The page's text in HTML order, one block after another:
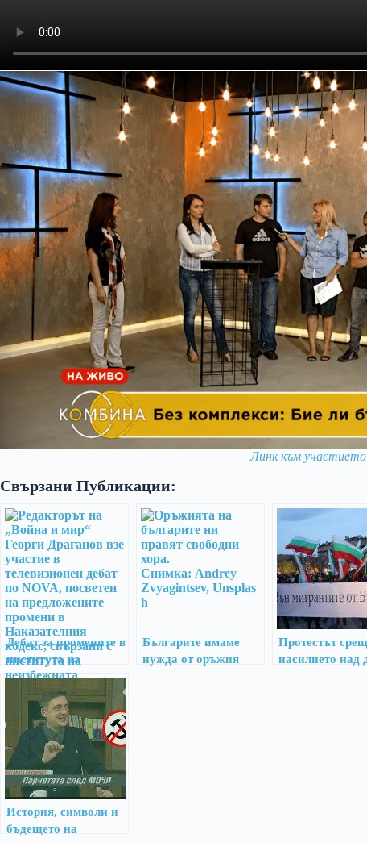
Линк към участието
Свързани Публикации:
Дебат за промените в
института на
неизбежната отбрана
Българите имаме
нужда от оръжия
Протестът
насилието над
История, символи и
бъдещето на